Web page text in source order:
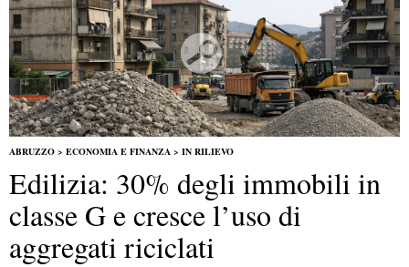
ABRUZZO > ECONOMIA E FINANZA > IN RILIEVO
Edilizia: 30% degli immobili in
classe G e cresce l’uso di
aggregati riciclati